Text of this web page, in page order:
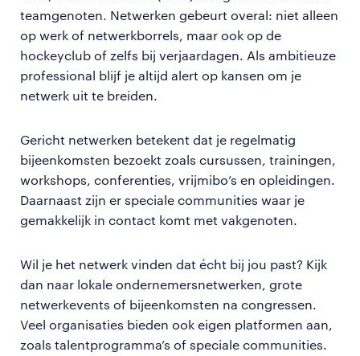
teamgenoten. Netwerken gebeurt overal: niet alleen
op werk of netwerkborrels, maar ook op de
hockeyclub of zelfs bij verjaardagen. Als ambitieuze
professional blijf je altijd alert op kansen om je
netwerk uit te breiden.
Gericht netwerken betekent dat je regelmatig
bijeenkomsten bezoekt zoals cursussen, trainingen,
workshops, conferenties, vrijmibo’s en opleidingen.
Daarnaast zijn er speciale communities waar je
gemakkelijk in contact komt met vakgenoten.
Wil je het netwerk vinden dat écht bij jou past? Kijk
dan naar lokale ondernemersnetwerken, grote
netwerkevents of bijeenkomsten na congressen.
Veel organisaties bieden ook eigen platformen aan,
zoals talentprogramma’s of speciale communities.